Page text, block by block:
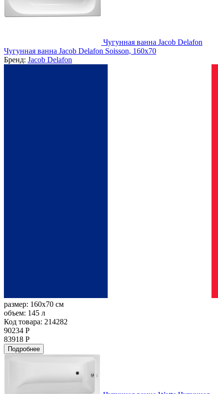
Чугунная ванна Jacob Delafon
Чугунная ванна Jacob Delafon Soisson, 160x70
Бренд: Jacob Delafon
размер: 160x70 см
объем: 145 л
Код товара: 214282
90234 Р
83918 Р
Подробнее